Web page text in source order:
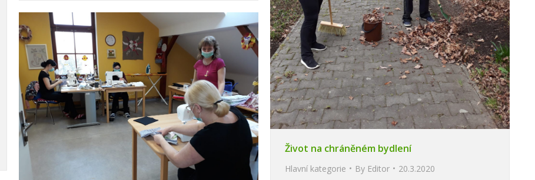
Život na chráněném bydlení
Hlavní kategorie By Editor 20.3.2020